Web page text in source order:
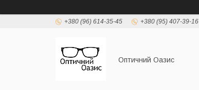
+380 (96) 614-35-45 +380 (95) 407-39-16
Оптичний Оазис